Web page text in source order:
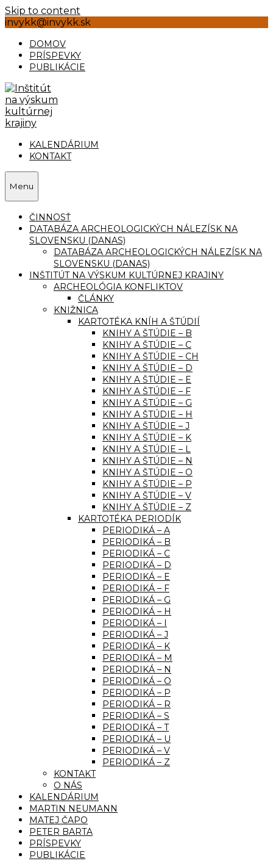
Skip to content
invykk@invykk.sk
DOMOV
PRÍSPEVKY
PUBLIKÁCIE
KALENDÁRIUM
KONTAKT
Menu
ČINNOSŤ
DATABÁZA ARCHEOLOGICKÝCH NÁLEZÍSK NA
SLOVENSKU (DANAS)
DATABÁZA ARCHEOLOGICKÝCH NÁLEZÍSK NA
SLOVENSKU (DANAS)
INŠTITÚT NA VÝSKUM KULTÚRNEJ KRAJINY
ARCHEOLÓGIA KONFLIKTOV
ČLÁNKY
KNIŽNICA
KARTOTÉKA KNÍH A ŠTÚDIÍ
KNIHY A ŠTÚDIE – B
KNIHY A ŠTÚDIE – C
KNIHY A ŠTÚDIE – CH
KNIHY A ŠTÚDIE – D
KNIHY A ŠTÚDIE – E
KNIHY A ŠTÚDIE – F
KNIHY A ŠTÚDIE – G
KNIHY A ŠTÚDIE – H
KNIHY A ŠTÚDIE – J
KNIHY A ŠTÚDIE – K
KNIHY A ŠTÚDIE – L
KNIHY A ŠTÚDIE – N
KNIHY A ŠTÚDIE – O
KNIHY A ŠTÚDIE – P
KNIHY A ŠTÚDIE – V
KNIHY A ŠTÚDIE – Z
KARTOTÉKA PERIODÍK
PERIODIKÁ – A
PERIODIKÁ – B
PERIODIKÁ – C
PERIODIKÁ – D
PERIODIKÁ – E
PERIODIKÁ – F
PERIODIKÁ – G
PERIODIKÁ – H
PERIODIKÁ – I
PERIODIKÁ – J
PERIODIKÁ – K
PERIODIKÁ – M
PERIODIKÁ – N
PERIODIKÁ – O
PERIODIKÁ – P
PERIODIKÁ – R
PERIODIKÁ – S
PERIODIKÁ – T
PERIODIKÁ – U
PERIODIKÁ – V
PERIODIKÁ – Z
KONTAKT
O NÁS
KALENDÁRIUM
MARTIN NEUMANN
MATEJ ČAPO
PETER BARTA
PRÍSPEVKY
PUBLIKÁCIE